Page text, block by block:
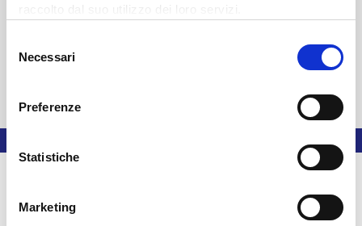
delNecessari
Preferenze
Statistiche
Marketing